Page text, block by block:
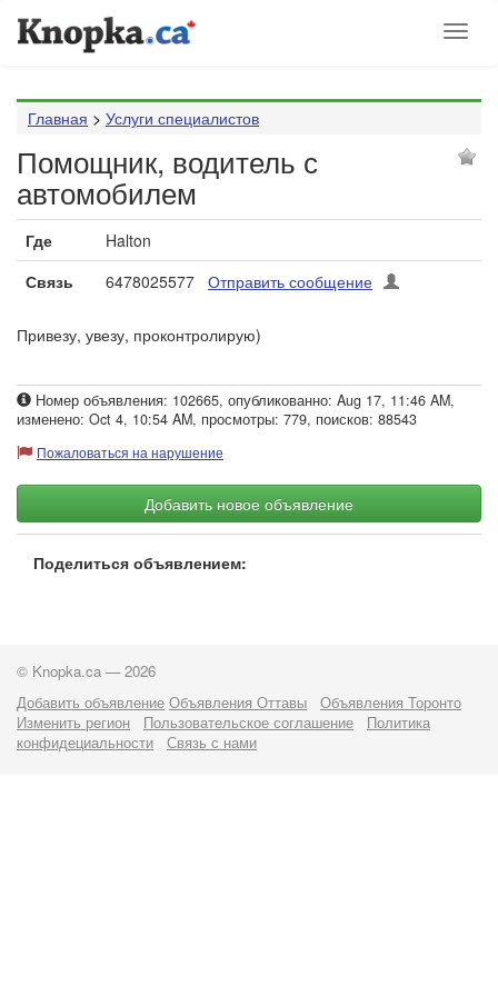
Главная > Услуги специалистов
Помощник, водитель с
автомобилем
Где
Halton
Связь
6478025577 Отправить сообщение
Привезу, увезу, проконтролирую)
Номер объявления: 102665, опубликованно: Aug 17, 11:46 AM,
изменено: Oct 4, 10:54 AM, просмотры: 779, поисков: 88543
Пожаловаться на нарушение
Добавить новое объявление
Поделиться объявлением:
© Knopka.ca — 2026
Добавить объявление Объявления Оттавы
Объявления Торонто
Изменить регион
Пользовательское соглашение
Политика
конфидециальности
Связь с нами